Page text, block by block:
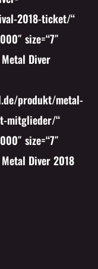
2018-ticket/“
size=“7″
Diver
produkt/metal-
mitglieder/“
size=“7″
Diver 2018